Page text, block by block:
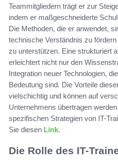
Teammitgliedern trägt er zur
indem er maßgeschneiderte
Die Methoden, die er anwendet,
technische Verständnis zu
zu unterstützen. Eine strukturiert
erleichtert nicht nur den
Integration neuer Technologien,
Bedeutung sind. Die Vorteile
vielschichtig und können auf
Unternehmens übertragen
spezifischen Strategien von IT-
Sie diesen Link.
Die Rolle des IT-